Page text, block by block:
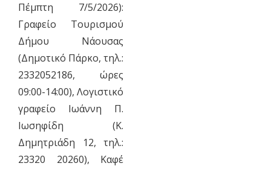
Πέμπτη 7/5/2026):
Γραφείο Τουρισμού
Δήμου Νάουσας
(Δημοτικό Πάρκο, τηλ.:
2332052186, ώρες
09:00-14:00), Λογιστικό
γραφείο Ιωάννη Π.
Ιωσηφίδη (Κ.
Δημητριάδη 12, τηλ.:
23320 20260), Καφέ